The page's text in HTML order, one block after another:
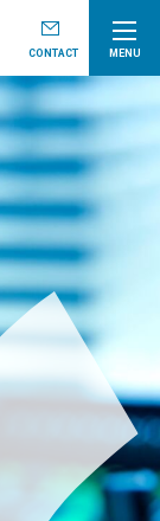
CONTACT MENU